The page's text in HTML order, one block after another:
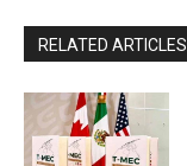
RELATED ARTICLES